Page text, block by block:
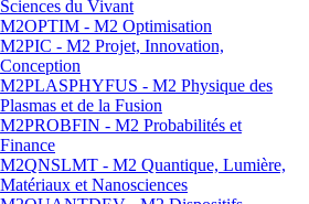
Sciences du Vivant
M2OPTIM - M2 Optimisation
M2PIC - M2 Projet, Innovation,
Conception
M2PLASPHYFUS - M2 Physique des
Plasmas et de la Fusion
M2PROBFIN - M2 Probabilités et
Finance
M2QNSLMT - M2 Quantique, Lumière,
Matériaux et Nanosciences